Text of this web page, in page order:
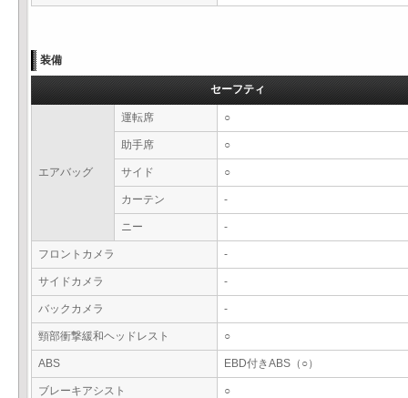
装備
セーフティ
エアバッグ
運転席 ○
助手席 ○
サイド ○
カーテン -
ニー -
フロントカメラ -
サイドカメラ -
バックカメラ -
頸部衝撃緩和ヘッドレスト ○
ABS EBD付きABS（○）
ブレーキアシスト ○